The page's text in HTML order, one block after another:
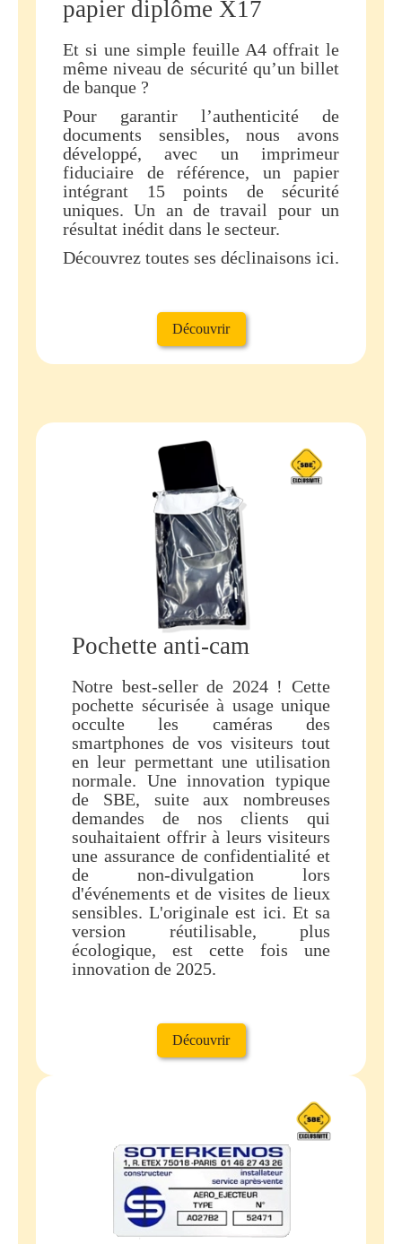
papier diplôme X17
Et si une simple feuille A4 offrait le
même niveau de sécurité qu’un billet
de banque ?
Pour garantir l’authenticité de
documents sensibles, nous avons
développé, avec un imprimeur
fiduciaire de référence, un papier
intégrant 15 points de sécurité
uniques. Un an de travail pour un
résultat inédit dans le secteur.
Découvrez toutes ses déclinaisons ici.
Découvrir
Pochette anti-cam
Notre best-seller de 2024 ! Cette
pochette sécurisée à usage unique
occulte les caméras des
smartphones de vos visiteurs tout
en leur permettant une utilisation
normale. Une innovation typique
de SBE, suite aux nombreuses
demandes de nos clients qui
souhaitaient offrir à leurs visiteurs
une assurance de confidentialité et
de non-divulgation lors
d'événements et de visites de lieux
sensibles. L'originale est ici. Et sa
version réutilisable, plus
écologique, est cette fois une
innovation de 2025.
Découvrir